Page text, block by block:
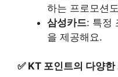
하는 프로모션
삼성카드: 특정
을 제공해요.
✅ KT 포인트의 다양